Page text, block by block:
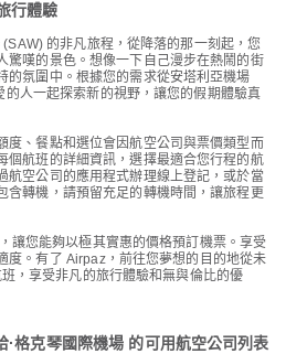
行體驗
的非凡旅程，從降落的那一刻起，您
驚嘆的景色。想像一下自己漫步在熱鬧的街
的氛圍中。根據您的需求從安塔利亞機場
人一起探索新的視野，讓您的假期體驗真
度、餐點和選位會因航空公司與票價類型而
個航班的詳細資訊，選擇最適合您行程的航
航空公司的應用程式辦理線上登記，或於當
含轉機，請預留充足的轉機時間，讓旅程更
讓您能夠以極其實惠的價格預訂機票。享受
度。有了 Airpaz，前往您夢想的目的地從未
，享受非凡的旅行體驗和無與倫比的優
格克琴國際機場 的可用航空公司列表